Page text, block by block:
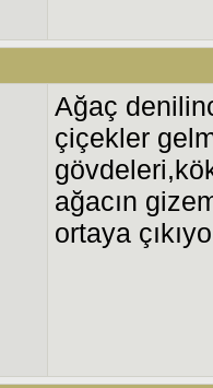
Ağaç
çiçekler
ağacın
ortaya